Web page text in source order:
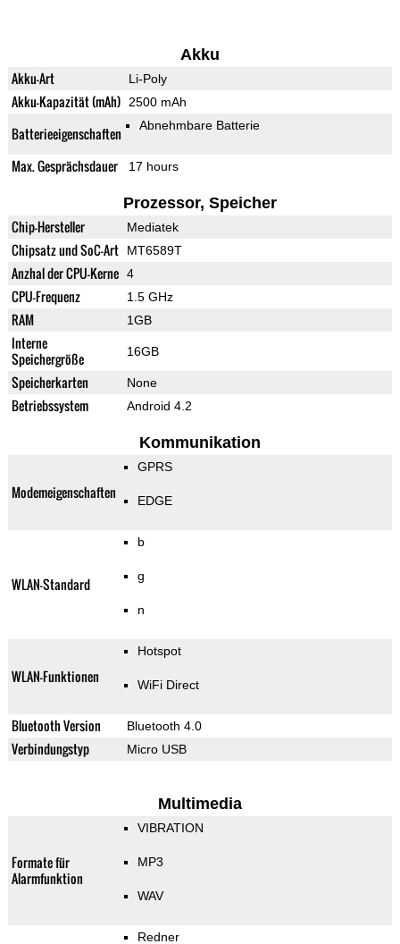
Akku
Akku-Art Li-Poly
Akku-Kapazität (mAh) 2500 mAh
Batterieeigenschaften Abnehmbare Batterie
Max. Gesprächsdauer 17 hours
Prozessor, Speicher
Chip-Hersteller Mediatek
Chipsatz und SoC-Art MT6589T
Anzhal der CPU-Kerne 4
CPU-Frequenz 1.5 GHz
RAM 1GB
Interne
Speichergröße
16GB
Speicherkarten None
Betriebssystem Android 4.2
Kommunikation
Modemeigenschaften
GPRS
EDGE
WLAN-Standard
b
g
n
WLAN-Funktionen
Hotspot
WiFi Direct
Bluetooth Version Bluetooth 4.0
Verbindungstyp Micro USB
Multimedia
Formate für
Alarmfunktion
VIBRATION
MP3
WAV
Redner